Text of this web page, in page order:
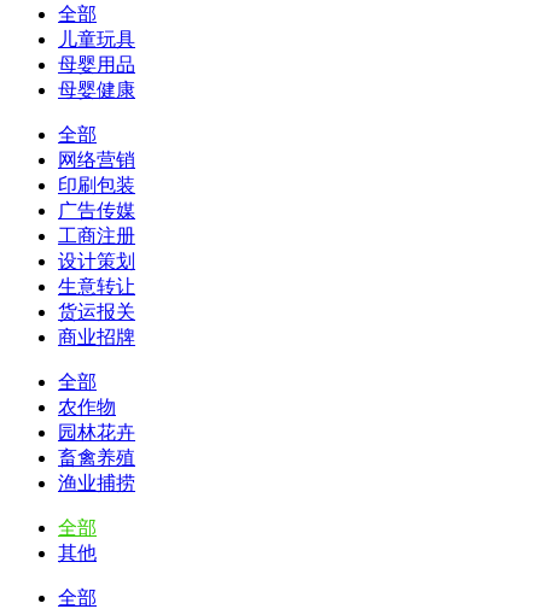
全部
儿童玩具
母婴用品
母婴健康
全部
网络营销
印刷包装
广告传媒
工商注册
设计策划
生意转让
货运报关
商业招牌
全部
农作物
园林花卉
畜禽养殖
渔业捕捞
全部
其他
全部